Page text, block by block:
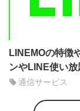
LINEMOの特徴
ンやLINE使い放
通信サービス